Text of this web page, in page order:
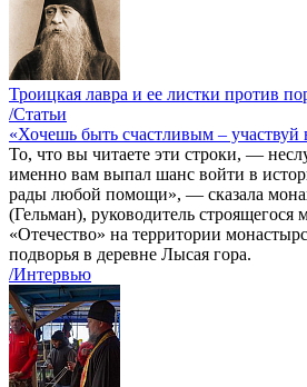
Троицкая лавра и ее листки против
/Статьи
«Хочешь быть счастливым – участвуй
То, что вы читаете эти строки, —
именно вам выпал шанс войти в
рады любой помощи», — сказала
(Гельман), руководитель строящегося
«Отечество» на территории
подворья в деревне Лысая гора.
/Интервью